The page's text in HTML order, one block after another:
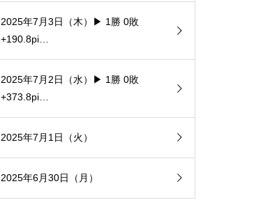
2025年7月3日（木）▶ 1勝 0敗
+190.8pi…
2025年7月2日（水）▶ 1勝 0敗
+373.8pi…
2025年7月1日（火）
2025年6月30日（月）